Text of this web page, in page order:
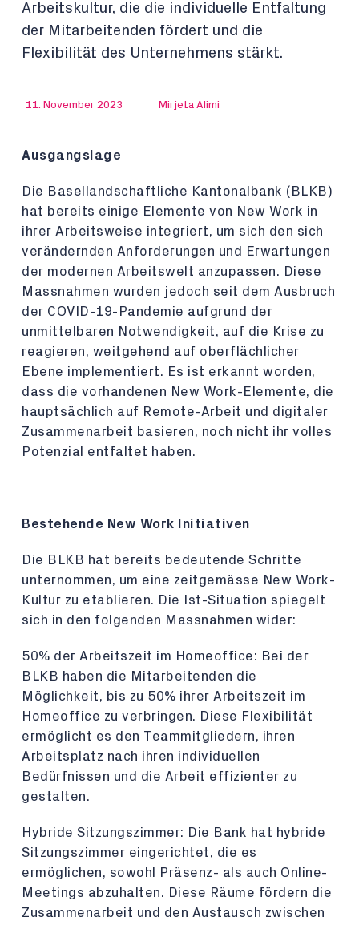
Arbeitskultur, die die individuelle Entfaltung
der Mitarbeitenden fördert und die
Flexibilität des Unternehmens stärkt.
11. November 2023 Mirjeta Alimi
Ausgangslage
Die Basellandschaftliche Kantonalbank (BLKB)
hat bereits einige Elemente von New Work in
ihrer Arbeitsweise integriert, um sich den sich
verändernden Anforderungen und Erwartungen
der modernen Arbeitswelt anzupassen. Diese
Massnahmen wurden jedoch seit dem Ausbruch
der COVID-19-Pandemie aufgrund der
unmittelbaren Notwendigkeit, auf die Krise zu
reagieren, weitgehend auf oberflächlicher
Ebene implementiert. Es ist erkannt worden,
dass die vorhandenen New Work-Elemente, die
hauptsächlich auf Remote-Arbeit und digitaler
Zusammenarbeit basieren, noch nicht ihr volles
Potenzial entfaltet haben.
Bestehende New Work Initiativen
Die BLKB hat bereits bedeutende Schritte
unternommen, um eine zeitgemässe New Work-
Kultur zu etablieren. Die Ist-Situation spiegelt
sich in den folgenden Massnahmen wider:
50% der Arbeitszeit im Homeoffice: Bei der
BLKB haben die Mitarbeitenden die
Möglichkeit, bis zu 50% ihrer Arbeitszeit im
Homeoffice zu verbringen. Diese Flexibilität
ermöglicht es den Teammitgliedern, ihren
Arbeitsplatz nach ihren individuellen
Bedürfnissen und die Arbeit effizienter zu
gestalten.
Hybride Sitzungszimmer: Die Bank hat hybride
Sitzungszimmer eingerichtet, die es
ermöglichen, sowohl Präsenz- als auch Online-
Meetings abzuhalten. Diese Räume fördern die
Zusammenarbeit und den Austausch zwischen